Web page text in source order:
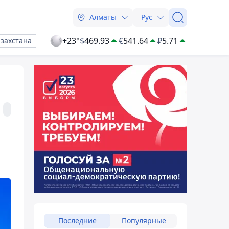
Алматы Рус
+23°$469.93 €541.64 ₽5.71
Последние Популярные